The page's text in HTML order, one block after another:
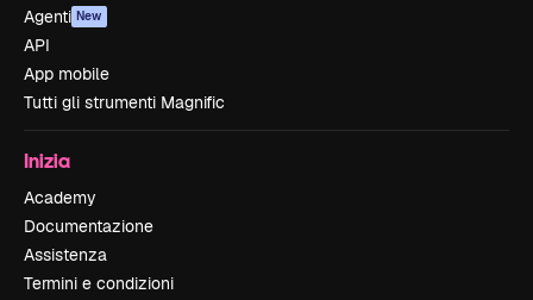
Agenti New
API
App mobile
Tutti gli strumenti Magnific
Inizia
Academy
Documentazione
Assistenza
Termini e condizioni